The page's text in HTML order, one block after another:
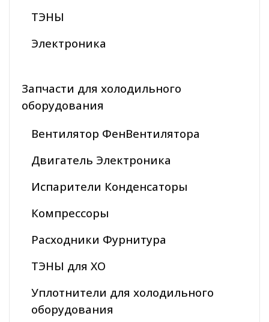
ТЭНЫ
Электроника
Запчасти для холодильного
оборудования
Вентилятор ФенВентилятора
Двигатель Электроника
Испарители Конденсаторы
Компрессоры
Расходники Фурнитура
ТЭНЫ для ХО
Уплотнители для холодильного
оборудования